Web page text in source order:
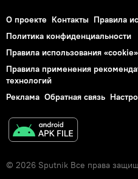
О проекте Контакты Правила
Политика конфиденциальности
Правила использования «cookie»
Правила применения
технологий
Реклама Обратная связь
© 2026 Sputnik Все права